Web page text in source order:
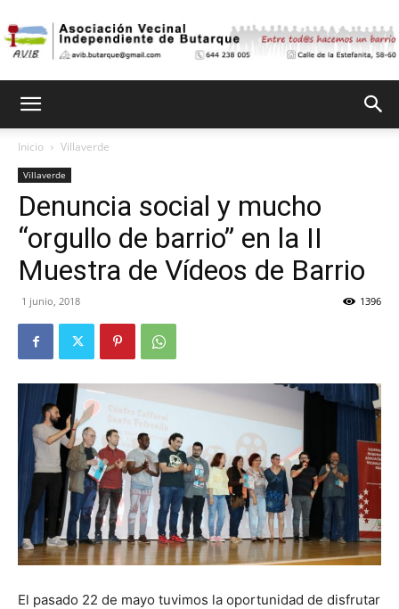
Independiente
Butarque
Inicio Villaverde
Villaverde
Denuncia social y mucho
“orgullo de barrio” en la II
Muestra de Vídeos de Barrio
1 junio, 2018 1396
El pasado 22 de mayo tuvimos la oportunidad de disfrutar